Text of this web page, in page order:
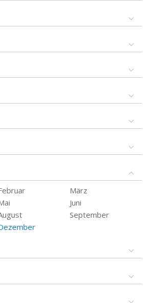
März
Juni
September